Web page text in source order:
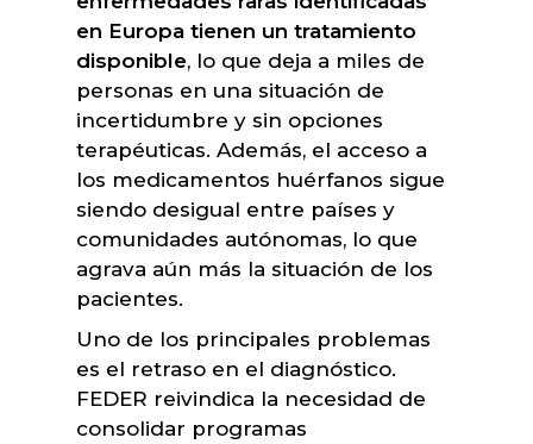
en Europa tienen un tratamiento
disponible, lo que deja a miles de
personas en una situación de
incertidumbre y sin opciones
terapéuticas. Además, el acceso a
los medicamentos huérfanos sigue
siendo desigual entre países y
comunidades autónomas, lo que
agrava aún más la situación de los
pacientes.
Uno de los principales problemas
es el retraso en el diagnóstico.
FEDER reivindica la necesidad de
consolidar programas